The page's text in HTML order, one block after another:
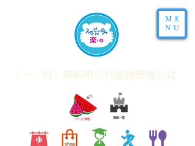
​（一・財）越前町公共施設管理公社
ME
NU